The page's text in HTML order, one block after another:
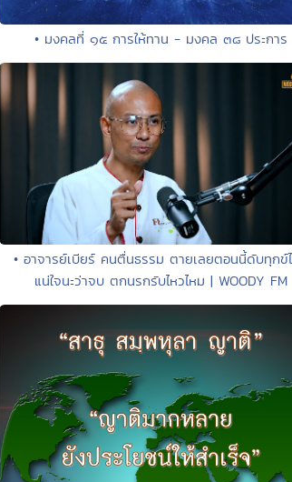
• มงคลที่ ๑๕ การให้ทาน - มงคล ๓๘ ประการ
• อาจารย์เบียร์ คนตื่นธรรม ตายเลยตอนนี้ดับทุกข์
แน่ใจนะว่าจบ ตกนรกรับไหวไหม | WOODY FM